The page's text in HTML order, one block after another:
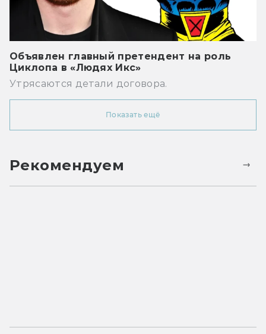
Объявлен главный претендент на роль
Циклопа в «Людях Икс»
Утрясаются детали договора.
Показать ещё
Рекомендуем